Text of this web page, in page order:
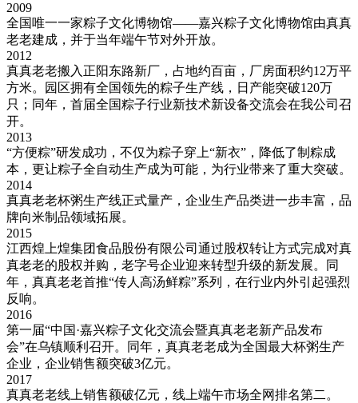
2009
全国唯一一家粽子文化博物馆——嘉兴粽子文化博物馆由真真
老老建成，并于当年端午节对外开放。
2012
真真老老搬入正阳东路新厂，占地约百亩，厂房面积约12万平
方米。园区拥有全国领先的粽子生产线，日产能突破120万
只；同年，首届全国粽子行业新技术新设备交流会在我公司召
开。
2013
“方便粽”研发成功，不仅为粽子穿上“新衣”，降低了制粽成
本，更让粽子全自动生产成为可能，为行业带来了重大突破。
2014
真真老老杯粥生产线正式量产，企业生产品类进一步丰富，品
牌向米制品领域拓展。
2015
江西煌上煌集团食品股份有限公司通过股权转让方式完成对真
真老老的股权并购，老字号企业迎来转型升级的新发展。同
年，真真老老首推“传人高汤鲜粽”系列，在行业内外引起强烈
反响。
2016
第一届“中国·嘉兴粽子文化交流会暨真真老老新产品发布
会”在乌镇顺利召开。同年，真真老老成为全国最大杯粥生产
企业，企业销售额突破3亿元。
2017
真真老老线上销售额破亿元，线上端午市场全网排名第二。